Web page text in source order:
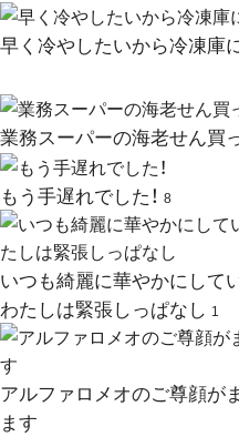
早く冷やしたいから冷凍庫
業務スーパーの海老せん買
もう手遅れでした！ 8
いつも綺麗に華やかにして
わたしは緊張しっぱなし 1
アルファロメオのご尊顔が
ます